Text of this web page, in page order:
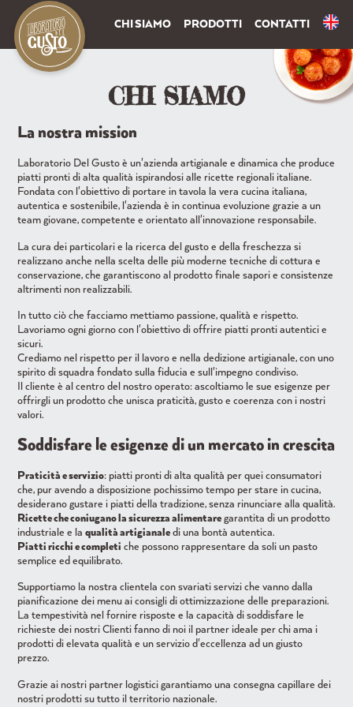
CHI SIAMO PRODOTTI CONTATTI
CHI SIAMO
La nostra mission
Laboratorio Del Gusto è un'azienda artigianale e dinamica che produce
piatti pronti di alta qualità ispirandosi alle ricette regionali italiane.
Fondata con l'obiettivo di portare in tavola la vera cucina italiana,
autentica e sostenibile, l'azienda è in continua evoluzione grazie a un
team giovane, competente e orientato all'innovazione responsabile.
La cura dei particolari e la ricerca del gusto e della freschezza si
realizzano anche nella scelta delle più moderne tecniche di cottura e
conservazione, che garantiscono al prodotto finale sapori e consistenze
altrimenti non realizzabili.
In tutto ciò che facciamo mettiamo passione, qualità e rispetto.
Lavoriamo ogni giorno con l'obiettivo di offrire piatti pronti autentici e
sicuri.
Crediamo nel rispetto per il lavoro e nella dedizione artigianale, con uno
spirito di squadra fondato sulla fiducia e sull'impegno condiviso.
Il cliente è al centro del nostro operato: ascoltiamo le sue esigenze per
offrirgli un prodotto che unisca praticità, gusto e coerenza con i nostri
valori.
Soddisfare le esigenze di un mercato in crescita
Praticità e servizio: piatti pronti di alta qualità per quei consumatori
che, pur avendo a disposizione pochissimo tempo per stare in cucina,
desiderano gustare i piatti della tradizione, senza rinunciare alla qualità.
Ricette che coniugano la sicurezza alimentaregarantita di un prodotto
industriale e laqualità artigianaledi una bontà autentica.
Piatti ricchi e completi che possono rappresentare da soli un pasto
semplice ed equilibrato.
Supportiamo la nostra clientela con svariati servizi che vanno dalla
pianificazione dei menu ai consigli di ottimizzazione delle preparazioni.
La tempestività nel fornire risposte e la capacità di soddisfare le
richieste dei nostri Clienti fanno di noi il partner ideale per chi ama i
prodotti di elevata qualità e un servizio d'eccellenza ad un giusto
prezzo.
Grazie ai nostri partner logistici garantiamo una consegna capillare dei
nostri prodotti su tutto il territorio nazionale.